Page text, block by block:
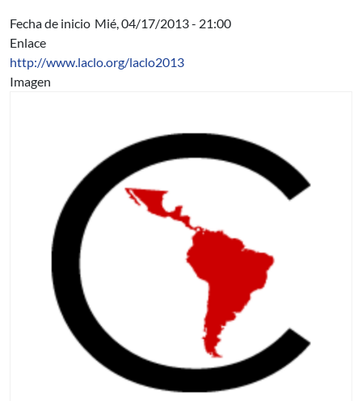
Fecha de inicio Mié, 04/17/2013 - 21:00
Enlace
http://www.laclo.org/laclo2013
Imagen